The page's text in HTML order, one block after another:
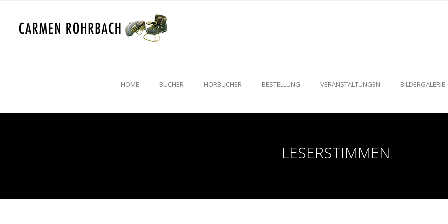
HOME BÜCHER HÖRBÜCHER BESTELLUNG VERANSTALTUNGEN BILDERGALERIE
LESERSTIMMEN